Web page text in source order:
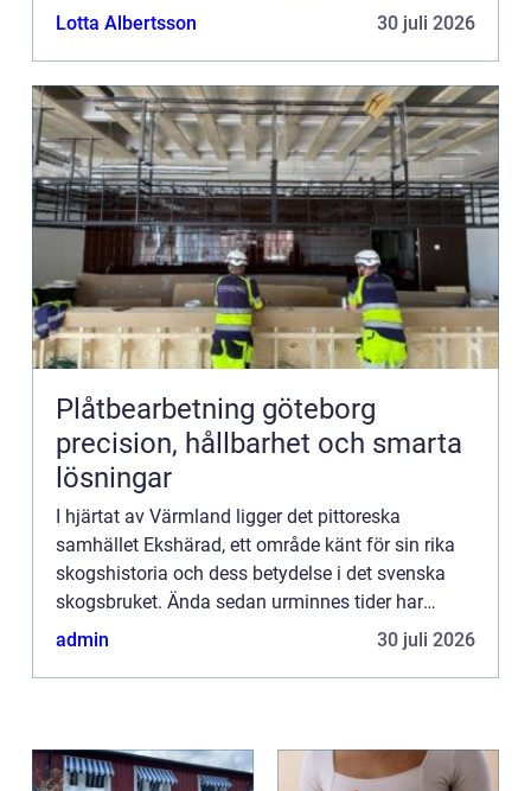
skogen varit en livsnerv f...
Lotta Albertsson 30 juli 2026
Plåtbearbetning göteborg
precision, hållbarhet och smarta
lösningar
I hjärtat av Värmland ligger det pittoreska
samhället Ekshärad, ett område känt för sin rika
skogshistoria och dess betydelse i det svenska
skogsbruket. Ända sedan urminnes tider har
skogen varit en livsnerv f...
admin 30 juli 2026